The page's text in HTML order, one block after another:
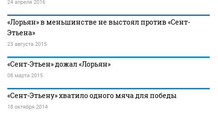
24 апреля 2016
«Лорьян» в меньшинстве не выстоял против «Сент-
Этьена»
23 августа 2015
«Сент-Этьен» дожал «Лорьян»
08 марта 2015
«Сент-Этьену» хватило одного мяча для победы
18 октября 2014